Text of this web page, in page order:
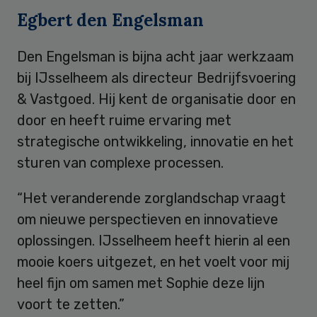
Egbert den Engelsman
Den Engelsman is bijna acht jaar werkzaam
bij IJsselheem als directeur Bedrijfsvoering
& Vastgoed. Hij kent de organisatie door en
door en heeft ruime ervaring met
strategische ontwikkeling, innovatie en het
sturen van complexe processen.
“Het veranderende zorglandschap vraagt
om nieuwe perspectieven en innovatieve
oplossingen. IJsselheem heeft hierin al een
mooie koers uitgezet, en het voelt voor mij
heel fijn om samen met Sophie deze lijn
voort te zetten.”